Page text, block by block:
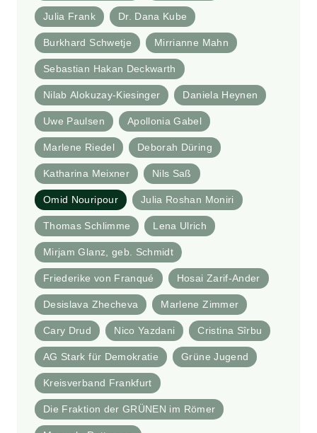
Julia Frank Dr. Dana Kube
Burkhard Schwetje Mirrianne Mahn
Sebastian Hakan Deckwarth
Nilab Alokuzay-Kiesinger Daniela Heynen
Uwe Paulsen Apollonia Gabel
Marlene Riedel Deborah Düring
Katharina Meixner Nils Saß
Omid Nouripour Julia Roshan Moniri
Thomas Schlimme Lena Ulrich
Mirjam Glanz, geb. Schmidt
Friederike von Franqué Hosai Zarif-Ander
Desislava Zhecheva Marlene Zimmer
Cary Drud Nico Yazdani Cristina Sîrbu
AG Stark für Demokratie Grüne Jugend
Kreisverband Frankfurt
Die Fraktion der GRÜNEN im Römer